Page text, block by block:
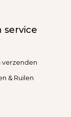
service
verzenden
& Ruilen